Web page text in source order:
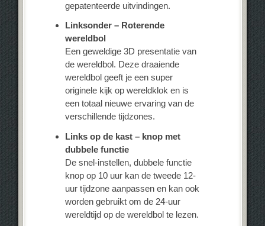
gepatenteerde uitvindingen.
Linksonder – Roterende
wereldbol
Een geweldige 3D presentatie van
de wereldbol. Deze draaiende
wereldbol geeft je een super
originele kijk op wereldklok en is
een totaal nieuwe ervaring van de
verschillende tijdzones.
Links op de kast – knop met
dubbele functie
De snel-instellen, dubbele functie
knop op 10 uur kan de tweede 12-
uur tijdzone aanpassen en kan ook
worden gebruikt om de 24-uur
wereldtijd op de wereldbol te lezen.